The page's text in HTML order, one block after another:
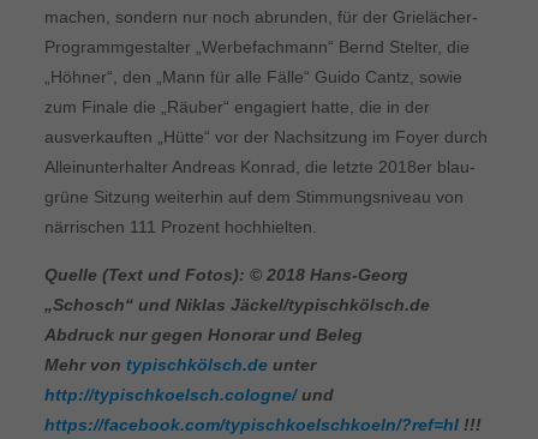
machen, sondern nur noch abrunden, für der Grielächer-
Programmgestalter „Werbefachmann“ Bernd Stelter, die
„Höhner“, den „Mann für alle Fälle“ Guido Cantz, sowie
zum Finale die „Räuber“ engagiert hatte, die in der
ausverkauften „Hütte“ vor der Nachsitzung im Foyer durch
Alleinunterhalter Andreas Konrad, die letzte 2018er blau-
grüne Sitzung weiterhin auf dem Stimmungsniveau von
närrischen 111 Prozent hochhielten.
Quelle (Text und Fotos): © 2018 Hans-Georg
„Schosch“ und Niklas Jäckel/typischkölsch.de
Abdruck nur gegen Honorar und Beleg
Mehr von typischkölsch.deunter
http://typischkoelsch.cologne/und
https://facebook.com/typischkoelschkoeln/?ref=hl!!!